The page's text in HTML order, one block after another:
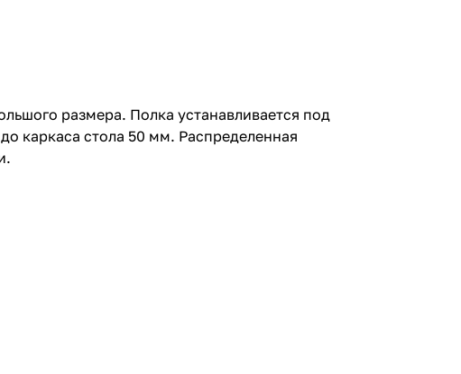
размера. Полка устанавливается под
каркаса стола 50 мм. Распределенная